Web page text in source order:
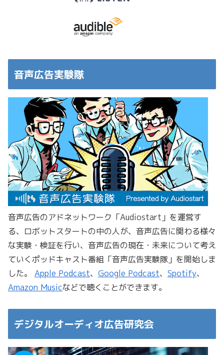
音声広告実験隊
音声広告のアドネットワーク「Audiostart」を運営す
る、ロボットスタートの中の人が、音声広告に関わる様々
な実験・検証を行い、音声広告の現在・未来について考え
ていくポッドキャスト番組「音声広告実験隊」を開始しま
した。 Apple Podcast、 Google Podcast、 Spotify、
Amazon Musicなどで聴くことができます。
デジタルオーディオ広告研究会